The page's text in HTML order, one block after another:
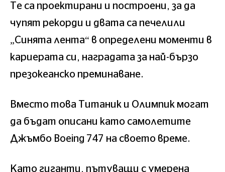
Те са проектирани и построени, за да
чупят рекорди и двата са печелили
„Синята лента“ в определени моменти в
кариерата си, наградата за най-бързо
презокеанско преминаване.
Вместо това Титаник и Олимпик могат
да бъдат описани като самолетите
Джъмбо Boeing 747 на своето време.
Като гиганти, пътуващи с умерена